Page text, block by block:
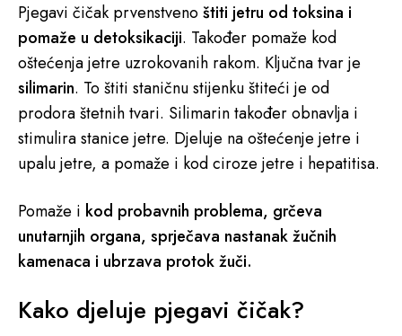
Pjegavi čičak prvenstvenoštiti jetru od toksina i
pomaže u detoksikaciji. Također pomaže kod
oštećenja jetre uzrokovanih rakom. Ključna tvar je
silimarin. To štiti staničnu stijenku štiteći je od
prodora štetnih tvari. Silimarin također obnavlja i
stimulira stanice jetre. Djeluje na oštećenje jetre i
upalu jetre, a pomaže i kod ciroze jetre i hepatitisa.
Pomaže i kod probavnih problema, grčeva
unutarnjih organa, sprječava nastanak žučnih
kamenaca i ubrzava protok žuči.
Kako djeluje pjegavi čičak?